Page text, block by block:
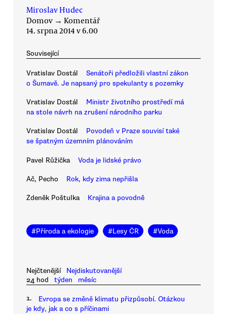
Miroslav Hudec
Domov → Komentář
14. srpna 2014 v 6.00
Související
Vratislav Dostál
Senátoři předložili vlastní zákon
o Šumavě. Je napsaný pro spekulanty s pozemky
Vratislav Dostál
Ministr životního prostředí má
na stole návrh na zrušení národního parku
Vratislav Dostál
Povodeň v Praze souvisí také
se špatným územním plánováním
Pavel Růžička Voda je lidské právo
Ač, Pecho Rok, kdy zima nepřišla
Zdeněk Poštulka Krajina a povodně
#Příroda a ekologie #Lesy ČR #Voda
Nejčtenější
Nejdiskutovanější
24 hod
týden měsíc
1.
Evropa se změně klimatu přizpůsobí. Otázkou
je kdy, jak a co s příčinami